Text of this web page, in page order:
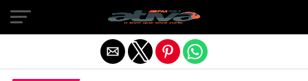
Sair da versão mobile